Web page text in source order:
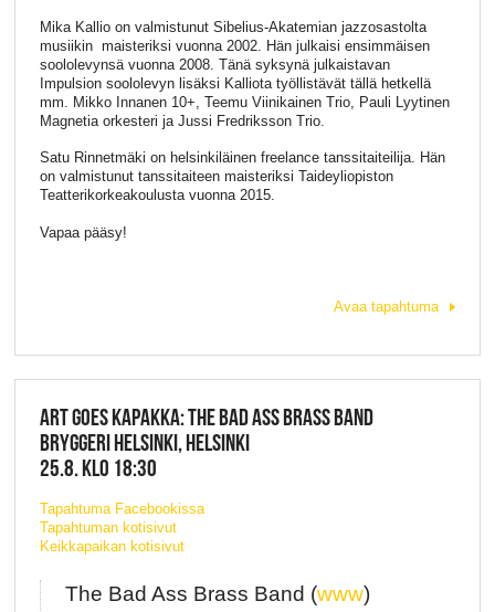
Mika Kallio on valmistunut Sibelius-Akatemian jazzosastolta
musiikin maisteriksi vuonna 2002. Hän julkaisi ensimmäisen
soololevynsä vuonna 2008. Tänä syksynä julkaistavan
Impulsion soololevyn lisäksi Kalliota työllistävät tällä hetkellä
mm. Mikko Innanen 10+, Teemu Viinikainen Trio, Pauli Lyytinen
Magnetia orkesteri ja Jussi Fredriksson Trio.
Satu Rinnetmäki on helsinkiläinen freelance tanssitaiteilija. Hän
on valmistunut tanssitaiteen maisteriksi Taideyliopiston
Teatterikorkeakoulusta vuonna 2015.
Vapaa pääsy!
Avaa tapahtuma
ART GOES KAPAKKA: THE BAD ASS BRASS BAND
BRYGGERI HELSINKI, HELSINKI
25.8. KLO 18:30
Tapahtuma Facebookissa
Tapahtuman kotisivut
Keikkapaikan kotisivut
The Bad Ass Brass Band (www)